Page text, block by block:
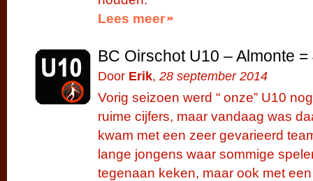
Lees meer
BC Oirschot U10 – Almonte =
Door Erik, 28 september 2014
Vorig seizoen werd “ onze” U10
ruime cijfers, maar vandaag was
kwam met een zeer gevarieerd
lange jongens waar sommige
tegenaan keken, maar ook met